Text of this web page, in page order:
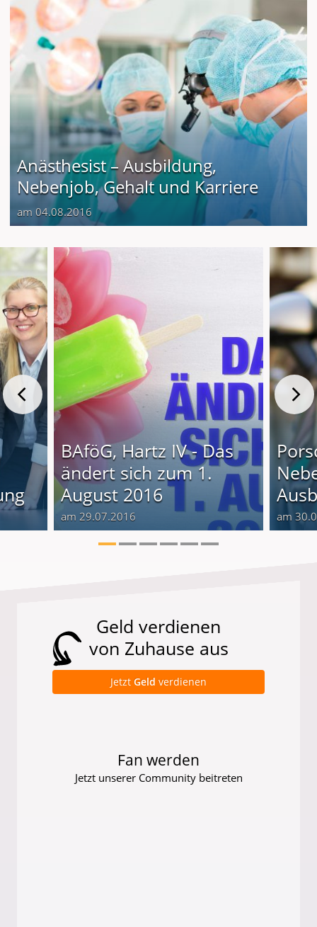
Anästhesist – Ausbildung,
Nebenjob, Gehalt und Karriere
am 04.08.2016
BAföG, Hartz IV - Das
ändert sich zum 1.
August 2016
am 29.07.2016 am
Geld verdienen
von Zuhause aus
Jetzt Geld verdienen
Fan werden
Jetzt unserer Community beitreten